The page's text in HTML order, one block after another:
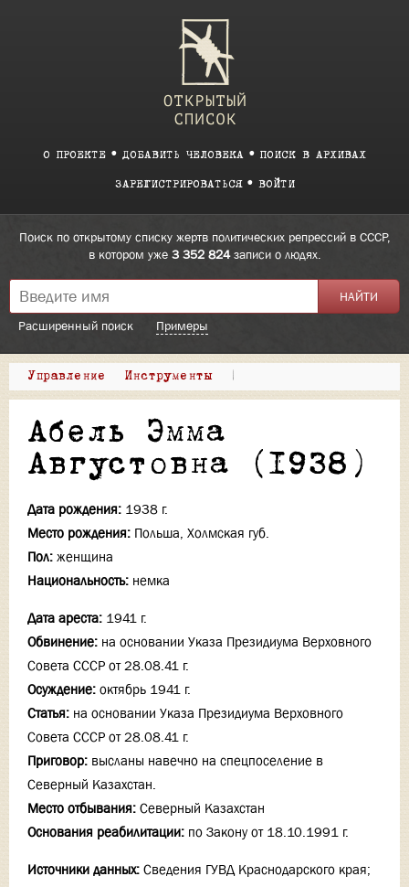
О ПРОЕКТЕ ДОБАВИТЬ ЧЕЛОВЕКА ПОИСК В АРХИВАХ
ЗАРЕГИСТРИРОВАТЬСЯ ВОЙТИ
Поиск по открытому списку жертв политических репрессий в СССР,
в котором уже 3 352 824записи о людях.
Расширенный поиск Примеры
Управление Инструменты |
Абель Эмма
Августовна (1938)
Дата рождения: 1938 г.
Место рождения: Польша, Холмская губ.
Пол: женщина
Национальность: немка
Дата ареста: 1941 г.
Обвинение: на основании Указа Президиума Верховного
Совета СССР от 28.08.41 г.
Осуждение: октябрь 1941 г.
Статья: на основании Указа Президиума Верховного
Совета СССР от 28.08.41 г.
Приговор: высланы навечно на спецпоселение в
Северный Казахстан.
Место отбывания: Северный Казахстан
Основания реабилитации: по Закону от 18.10.1991 г.
Источники данных: Сведения ГУВД Краснодарского края;